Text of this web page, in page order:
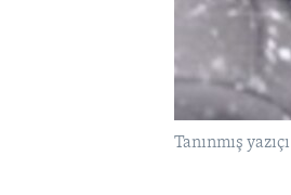
Tanınmış